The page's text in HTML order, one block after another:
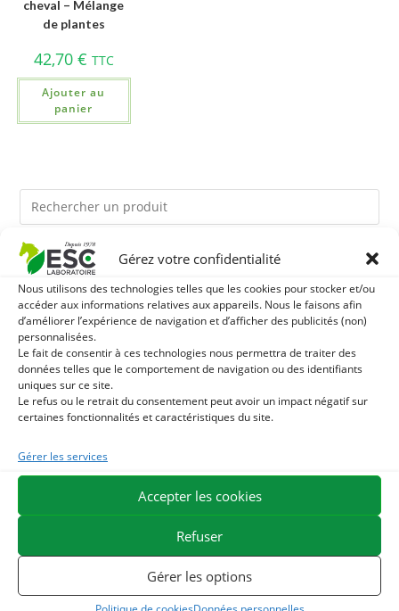
Gérez votre confidentialité
Nous utilisons des technologies telles que les cookies pour stocker et/ou
accéder aux informations relatives aux appareils. Nous le faisons afin
d’améliorer l’expérience de navigation et d’afficher des publicités (non)
personnalisées.
Le fait de consentir à ces technologies nous permettra de traiter des
données telles que le comportement de navigation ou des identifiants
uniques sur ce site.
Le refus ou le retrait du consentement peut avoir un impact négatif sur
certaines fonctionnalités et caractéristiques du site.
Gérer les services
Accepter les cookies
Refuser
Gérer les options
cheval – Mélange
de plantes
42,70 € TTC
Ajouter au
panier
Ils pourraient vous plaire
1 TERRE DE DIATOMEE - PARASITES EXTERNES CHEVAL
2 DEMELANT-LUSTRANT - SOIN ROBE ET CRINIÈRE
CHEVAL - ENRICHI EN VITAMINE B ET HUILE D'ONAGRE
3 JUS D'ALOE VERA - SOURCE DE NOMBREUX
EXPÉDITION EN 48/72H
LIVRAISON OFFERTE EN FRANCE DÈS 75 €
PAIEMENT SÉCURISÉ
COMMANDER EN LIGNE